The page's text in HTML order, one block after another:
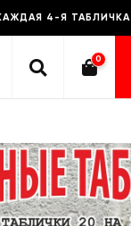
4-Я ТАБЛИЧКА
0